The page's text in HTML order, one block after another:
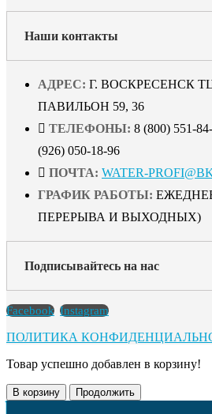
Наши контакты
АДРЕС: Г. ВОСКРЕСЕНСК
ПАВИЛЬОН 59, 36
ТЕЛЕФОНЫ: 8 (800) 551-
(926) 050-18-96
ПОЧТА: WATER-
ГРАФИК РАБОТЫ:
ПЕРЕРЫВА И ВЫХОДНЫХ)
Подписывайтесь на нас
Facebook Instagram
ПОЛИТИКА
Товар успешно добавлен в корзину!
В корзину Продолжить